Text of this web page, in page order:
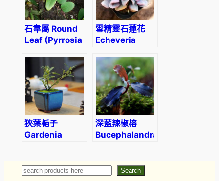
石韋屬 Round
Leaf (Pyrrosia
雪精靈石蓮花
Echeveria
狹葉梔子
Gardenia
深藍辣椒榕
Bucephalandra
Search
Search